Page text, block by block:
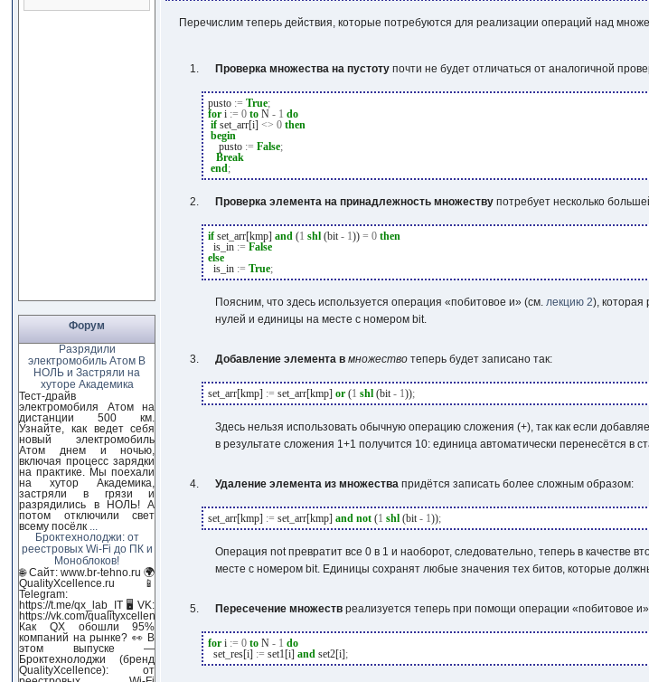
Форум
Разрядили
электромобиль Атом В
НОЛЬ и Застряли на
хуторе Академика
Тест-драйв
электромобиля Атом на
дистанции 500 км.
Узнайте, как ведет себя
новый электромобиль
Атом днем и ночью,
включая процесс зарядки
на практике. Мы поехали
на хутор Академика,
застряли в грязи и
разрядились в НОЛЬ! А
потом отключили свет
всему посёлк
Броктехнолоджи: от
реестровых Wi-Fi до ПК и
Моноблоков!
🌐 Сайт: www.br-tehno.ru 🌍
QualityXcellence.ru 📱
Telegram:
https://t.me/qx_lab_IT 🖥 VK:
https://vk.com/qualityxcellenc
Как QX обошли 95%
компаний на рынке? 👀 В
этом выпуске —
Броктехнолоджи (бренд
QualityXcellence): от
Перечислим теперь действия, которые потребуются для реализации операций над
Проверка множества на пустоту почти не будет отличаться от аналогичной
pusto := True;
for i := 0 to N- 1 do
ifset_arr[i]<> 0 then
begin
pusto := False;
Break
end;
Проверка элемента на принадлежность множеству потребует несколько
ifset_arr[kmp]and (1 shl (bit- 1))= 0 then
is_in := False
else
is_in := True;
Поясним, что здесь используется операция «побитовое и» (см.лекцию 2), которая
нулей и единицы на месте с номером bit.
Добавление элемента в множество теперь будет записано так:
set_arr[kmp] := set_arr[kmp]or (1 shl (bit- 1));
Здесь нельзя использовать обычную операцию сложения (+), так как если
в результате сложения 1+1 получится 10: единица автоматически перенесётся в
Удаление элемента из множества придётся записать более сложным образом:
set_arr[kmp] := set_arr[kmp]and not (1 shl (bit- 1));
Операцияnotпревратит все0 в 1 и наоборот, следовательно, теперь в качестве
месте с номером bit. Единицы сохранят любые значения тех битов, которые
Пересечение множеств реализуется теперь при помощи операции «побитовое
for i := 0 to N- 1 do
set_res[i] := set1[i]and set2[i];